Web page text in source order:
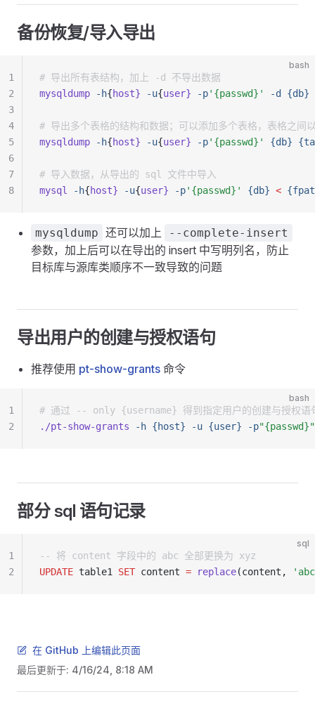
备份恢复/导入导出
bash
# 导出所有表结构，加上 -d 不导出数据
mysqldump -h{host} -u{user} -p'{passwd}' -d {db}
# 导出多个表格的结构和数据；可以添加多个表格，表格之间
mysqldump -h{host} -u{user} -p'{passwd}' {db}
# 导入数据，从导出的 sql 文件中导入
mysql
-h{host} -u{user} -p'{passwd}' {db} <
1
2
3
4
5
6
7
8
mysqldump 还可以加上 --complete-insert
参数，加上后可以在导出的 insert 中写明列名，防止
目标库与源库类顺序不一致导致的问题
导出用户的创建与授权语句
推荐使用 pt-show-grants 命令
bash
# 通过 -- only {username} 得到指定用户的创建与授权语
./pt-show-grants -h {host} -u {user} -p"{passwd}"
1
2
部分 sql 语句记录
sql
-- 将 content 字段中的 abc 全部更换为 xyz
UPDATE table1 SET content = replace(content,
1
2
在 GitHub 上编辑此页面
最后更新于: 4/16/24, 8:18 AM